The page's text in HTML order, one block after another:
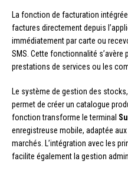
La fonction de facturation
factures directement depuis
immédiatement par carte ou
SMS. Cette fonctionnalité
prestations de services ou les
Le système de gestion des
permet de créer un catalogue
fonction transforme le terminal
enregistreuse mobile, adaptée
marchés. L’intégration avec les
facilite également la gestion